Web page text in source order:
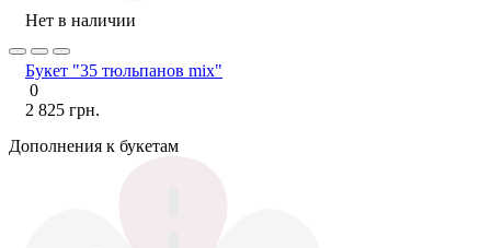
Нет в наличии
Букет "35 тюльпанов mix"
0
2 825 грн.
Дополнения к букетам